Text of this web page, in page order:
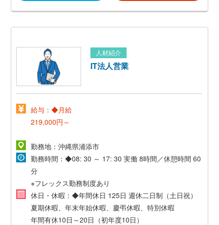
▼21:00 業務終了
人材紹介
IT法人営業
給与：◆月給
219,000円～
年2回 昨年実績（6月・12月 2017年実績：5.0ヶ月
分）
◆予定年収
360万円～550万円
勤務地：沖縄県浦添市
勤務時間：◆08: 30 ～ 17: 30 実働 8時間／休憩時間 60
分
※フレックス勤務制度あり
休日・休暇：◆年間休日 125日 週休二日制（土日祝）
夏期休暇、年末年始休暇、慶弔休暇、特別休暇
年間有休10日～20日（初年度10日）